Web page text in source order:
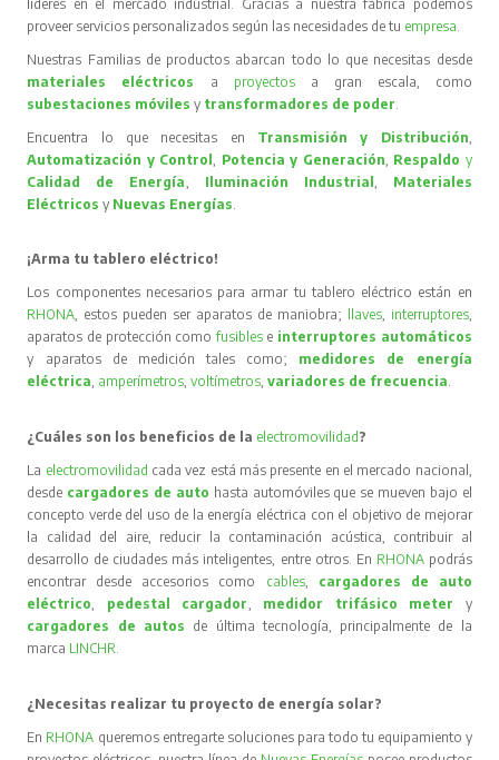
líderes en el mercado industrial. Gracias a nuestra fábrica podemos
proveer servicios personalizados según las necesidades de tu empresa
Nuestras Familias de productos abarcan todo lo que necesitas desde
materiales eléctricos
a proyectos
a gran escala, como
subestaciones móvilesy transformadores de poder
Encuentra lo que necesitas en Transmisión y Distribución
Automatización y Control
Potencia y Generación Respaldo y
Calidad de Energía
Iluminación Industrial
Materiales
Eléctricos y Nuevas Energías
¡Arma tu tablero eléctrico!
Los componentes necesarios para armar tu tablero eléctrico están en
RHONA , estos pueden ser aparatos de maniobra; llaves, interruptores,
aparatos de protección comofusibles e interruptores automáticos
y aparatos de medición tales como; medidores de energía
eléctrica amperímetros ,voltímetros ,variadores de frecuencia
¿Cuáles son los beneficios de la electromovilidad?
La electromovilidad cada vez está más presente en el mercado nacional,
desde cargadores de auto hasta automóviles que se mueven bajo el
concepto verde del uso de la energía eléctrica con el objetivo de mejorar
la calidad del aire, reducir la contaminación acústica, contribuir al
desarrollo de ciudades más inteligentes, entre otros. En RHONA podrás
encontrar desde accesorios como cables, cargadores de auto
eléctrico
pedestal cargador medidor trifásico meter
y
cargadores de autos de última tecnología, principalmente de la
marca LINCHR
¿Necesitas realizar tu proyecto de energía solar?
En RHONA queremos entregarte soluciones para todo tu equipamiento y